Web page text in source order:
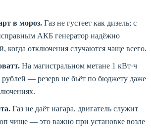
в мороз. Газ не густеет как дизель; с
АКБ генератор надёжно
когда отключения случаются чаще всего.
На магистральном метане 1 кВт·ч
рублей — резерв не бьёт по бюджету даже
Газ не даёт нагара, двигатель служит
чище — это важно при установке возле